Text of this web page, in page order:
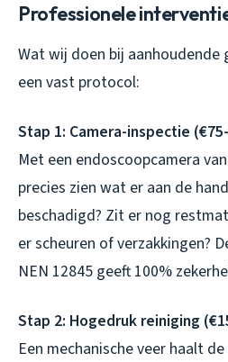
Professionele
Wat wij doen bij
een vast protocol:
Stap 1: Camera-inspectie
Met een endoscoopcamera
precies zien wat er aan de
beschadigd? Zit er nog
er scheuren of verzakkingen?
NEN 12845 geeft 100%
Stap 2: Hogedruk reiniging
Een mechanische veer haalt